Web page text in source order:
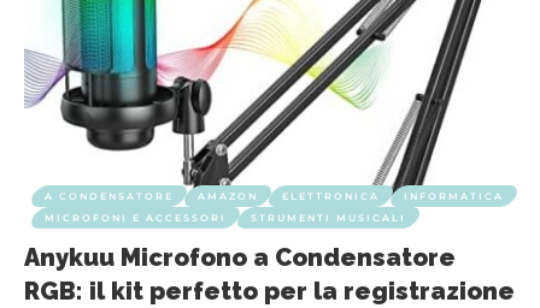
A CONDENSATORE AMAZON ELETTRONICA
INFORMATICA
MICROFONI E ACCESSORI
STRUMENTI MUSICALI
Anykuu Microfono a Condensatore
RGB: il kit perfetto per la registrazione